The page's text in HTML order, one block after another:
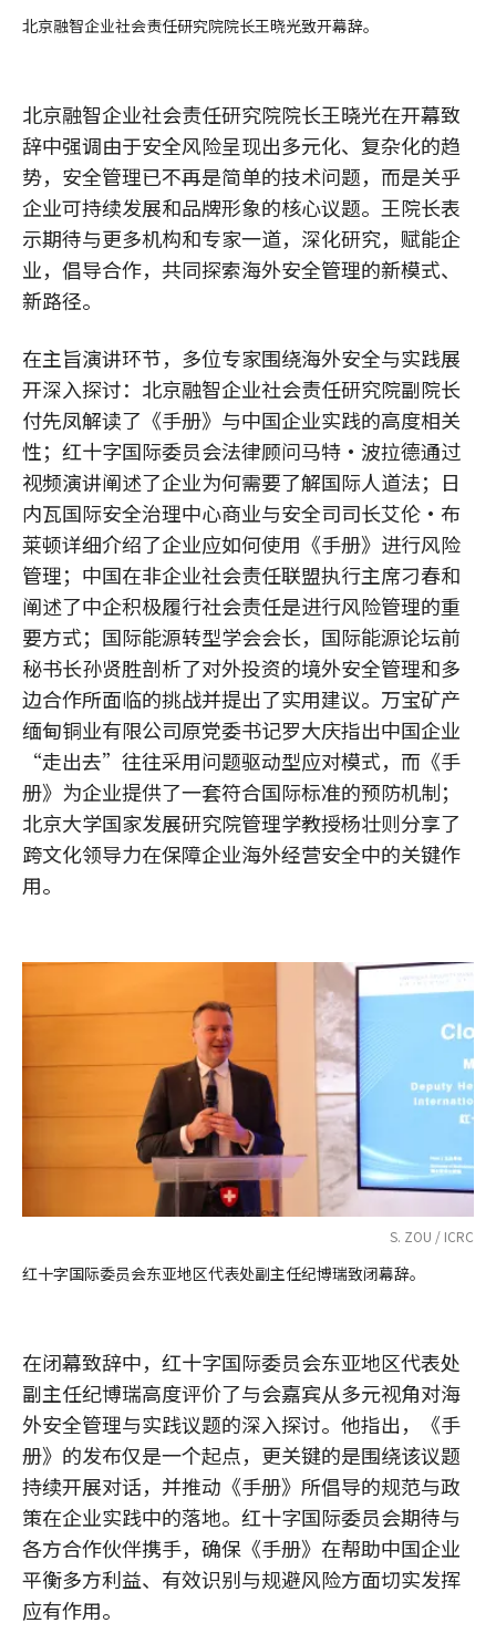
北京融智企业社会责任研究院院长王晓光致开幕辞。
北京融智企业社会责任研究院院长王晓光在开幕致
辞中强调由于安全风险呈现出多元化、复杂化的趋
势，安全管理已不再是简单的技术问题，而是关乎
企业可持续发展和品牌形象的核心议题。王院长表
示期待与更多机构和专家一道，深化研究，赋能企
业，倡导合作，共同探索海外安全管理的新模式、
新路径。
在主旨演讲环节，多位专家围绕海外安全与实践展
开深入探讨：北京融智企业社会责任研究院副院长
付先凤解读了《手册》与中国企业实践的高度相关
性；红十字国际委员会法律顾问马特·波拉德通过
视频演讲阐述了企业为何需要了解国际人道法；日
内瓦国际安全治理中心商业与安全司司长艾伦·布
莱顿详细介绍了企业应如何使用《手册》进行风险
管理；中国在非企业社会责任联盟执行主席刁春和
阐述了中企积极履行社会责任是进行风险管理的重
要方式；国际能源转型学会会长，国际能源论坛前
秘书长孙贤胜剖析了对外投资的境外安全管理和多
边合作所面临的挑战并提出了实用建议。万宝矿产
缅甸铜业有限公司原党委书记罗大庆指出中国企业
“走出去”往往采用问题驱动型应对模式，而《手
册》为企业提供了一套符合国际标准的预防机制；
北京大学国家发展研究院管理学教授杨壮则分享了
跨文化领导力在保障企业海外经营安全中的关键作
用。
S. ZOU / ICRC
红十字国际委员会东亚地区代表处副主任纪博瑞致闭幕辞。
在闭幕致辞中，红十字国际委员会东亚地区代表处
副主任纪博瑞高度评价了与会嘉宾从多元视角对海
外安全管理与实践议题的深入探讨。他指出，《手
册》的发布仅是一个起点，更关键的是围绕该议题
持续开展对话，并推动《手册》所倡导的规范与政
策在企业实践中的落地。红十字国际委员会期待与
各方合作伙伴携手，确保《手册》在帮助中国企业
平衡多方利益、有效识别与规避风险方面切实发挥
应有作用。